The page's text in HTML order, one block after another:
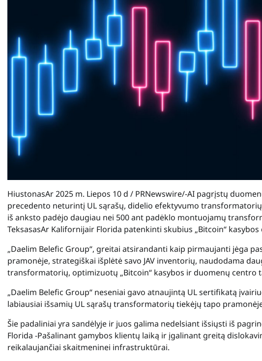
HiustonasAr2025 m. Liepos 10 d / PRNewswire/-AI pagrįstų
precedento neturintį UL sąrašų, didelio efektyvumo transformatorių
iš anksto padėjo daugiau nei 500 ant padėklo montuojamų
TeksasasAr Kalifornijair Florida patenkinti skubius „Bitcoin“
„Daelim Belefic Group“, greitai atsirandanti kaip pirmaujanti jėga
pramonėje, strategiškai išplėtė savo JAV inventorių, naudodama
transformatorių, optimizuotų „Bitcoin“ kasybos ir duomenų centro
„Daelim Belefic Group“ neseniai gavo atnaujintą UL sertifikatą
labiausiai išsamių UL sąrašų transformatorių tiekėjų tapo
Šie padaliniai yra sandėlyje ir juos galima nedelsiant išsiųsti iš
Florida -Pašalinant gamybos klientų laiką ir įgalinant greitą
reikalaujančiai skaitmeninei infrastruktūrai.